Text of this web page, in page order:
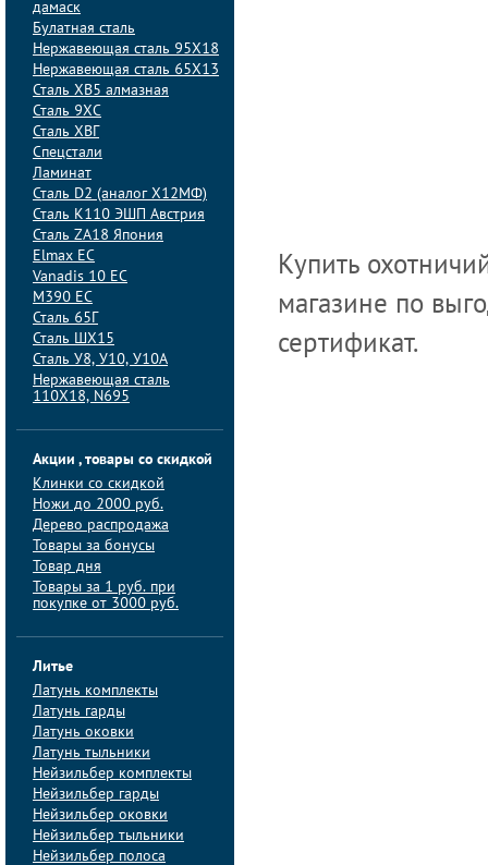
дамаск
Булатная сталь
Нержавеющая сталь 95Х18
Нержавеющая сталь 65Х13
Сталь ХВ5 алмазная
Сталь 9ХС
Сталь ХВГ
Спецстали
Ламинат
Сталь D2 (аналог Х12МФ)
Сталь K110 ЭШП Австрия
Сталь ZA18 Япония
Elmax ЕС
Vanadis 10 ЕС
M390 ЕС
Сталь 65Г
Сталь ШХ15
Сталь У8, У10, У10А
Нержавеющая сталь
110Х18, N695
Акции , товары со скидкой
Клинки со скидкой
Ножи до 2000 руб.
Дерево распродажа
Товары за бонусы
Товар дня
Товары за 1 руб. при
покупке от 3000 руб.
Литье
Латунь комплекты
Латунь гарды
Латунь оковки
Латунь тыльники
Нейзильбер комплекты
Нейзильбер гарды
Нейзильбер оковки
Нейзильбер тыльники
Нейзильбер полоса
Купить
магазине по
сертификат.